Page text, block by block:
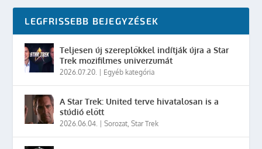
LEGFRISSEBB BEJEGYZÉSEK
Teljesen új szereplőkkel indítják újra a Star
Trek mozifilmes univerzumát
2026.07.20. Egyéb kategória
A Star Trek: United terve hivatalosan is a
stúdió előtt
2026.06.04. |Sorozat,Star Trek